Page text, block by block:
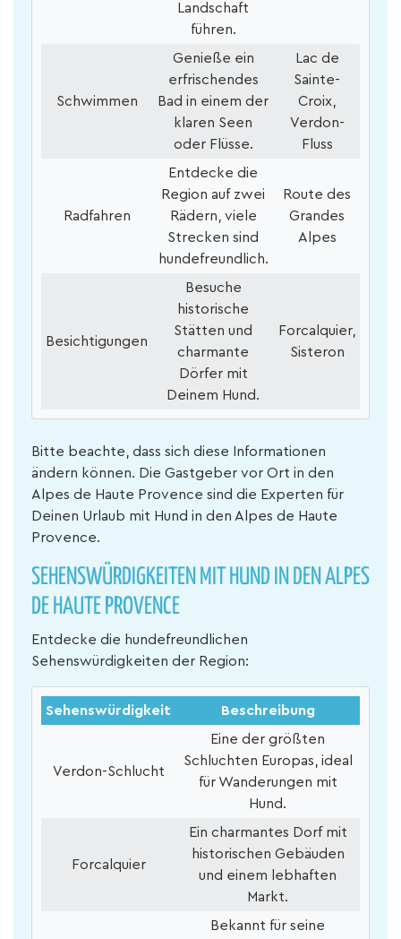
Landschaft
führen.
Schwimmen
Genieße ein
erfrischendes
Bad in einem der
klaren Seen
oder Flüsse.
Lac de
Sainte-
Croix,
Verdon-
Fluss
Radfahren
Entdecke die
Region auf zwei
Rädern, viele
Strecken sind
hundefreundlich.
Route des
Grandes
Alpes
Besichtigungen
Besuche
historische
Stätten und
charmante
Dörfer mit
Deinem Hund.
Forcalquier,
Sisteron
Bitte beachte, dass sich diese Informationen
ändern können. Die Gastgeber vor Ort in den
Alpes de Haute Provence sind die Experten für
Deinen Urlaub mit Hund in den Alpes de Haute
Provence.
SEHENSWÜRDIGKEITEN MIT HUND IN DEN ALPES
DE HAUTE PROVENCE
Entdecke die hundefreundlichen
Sehenswürdigkeiten der Region:
Sehenswürdigkeit Beschreibung
Verdon-Schlucht
Eine der größten
Schluchten Europas, ideal
für Wanderungen mit
Hund.
Forcalquier
Ein charmantes Dorf mit
historischen Gebäuden
und einem lebhaften
Markt.
Bekannt für seine